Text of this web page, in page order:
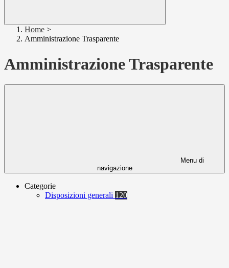
Home >
Amministrazione Trasparente
Amministrazione Trasparente
Menu di
navigazione
Categorie
Disposizioni generali 120